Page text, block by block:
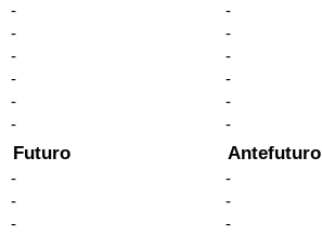
-
-
-
-
-
-
-
-
-
-
-
-
Futuro
-
-
-
Antefuturo
-
-
-